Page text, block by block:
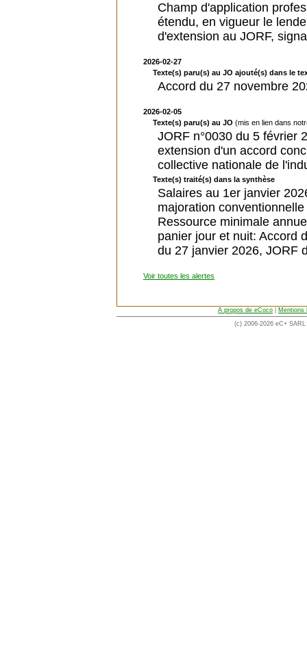
Champ d'application
étendu, en vigueur le
d'extension au JORF,
2026-02-27
Texte(s) paru(s) au JO ajouté(s) dans le
Accord du 27 novembre
2026-02-05
Texte(s) paru(s) au JO (mis en lien dans
JORF n°0030 du 5 février
extension d'un accord
collective nationale de
Texte(s) traité(s) dans la synthèse
Salaires au 1er janvier
majoration
Ressource minimale
panier jour et nuit: Accord
du 27 janvier 2026, JORF
Voir toutes les alertes
A propos de eCoco
Mentions
(c) 2006-2026 eC+